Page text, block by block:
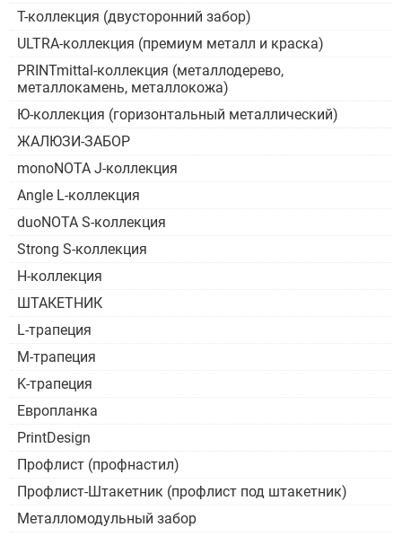
Т-коллекция (двусторонний забор)
ULTRA-коллекция (премиум металл и краска)
PRINTmittal-коллекция (металлодерево,
металлокамень, металлокожа)
Ю-коллекция (горизонтальный металлический)
ЖАЛЮЗИ-ЗАБОР
monoNOTA J-коллекция
Angle L-коллекция
duoNOTA S-коллекция
Strong S-коллекция
H-коллекция
ШТАКЕТНИК
L-трапеция
M-трапеция
K-трапеция
Европланка
PrintDesign
Профлист (профнастил)
Профлист-Штакетник (профлист под штакетник)
Металломодульный забор